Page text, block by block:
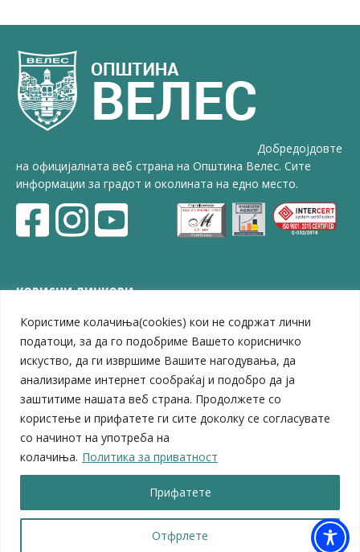
Користиме колачиња(cookies) кои не содржат лични
податоци, за да го подобриме Вашето корисничко
искуство, да ги извршиме Вашите нагодувања, да
анализираме интернет сообраќај и подобро да ја
заштитиме нашата веб страна. Продолжете со
користење и прифатете ги сите доколку се согласувате
со начинот на употреба на
колачиња. Политика за приватност
Отфрлете
Прифатете
Добредојдовте
на официјалната веб страна на Општина Велес. Сите
информации за градот и околината на едно место.
КОРИСНИ ЛИНКОВИ
ЗЕЛС – Заедница на единиците на локална самоуправа
Центар за развој на Вардарски плански регион
Јавно комунално претпријатие „Дервен“
ЈПССО „Парк – спорт и паркинзи“
ЛБ „Гоце Делчев“
ЛУ „Народен Музеј“
Влада на Република Северна Македонија
Собрание на Република Северна Македонија
Министерство за финансии
Министерство за транспорт
Министерство за локална самоуправа
Министерство за дигитална трансформација
Министерство за јавна администрација